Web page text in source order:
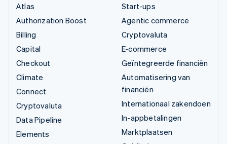
Atlas
Authorization Boost
Billing
Capital
Checkout
Climate
Connect
Cryptovaluta
Data Pipeline
Elements
Start-ups
Agentic commerce
Cryptovaluta
E-commerce
Geïntegreerde financiën
Automatisering van
financiën
Internationaal zakendoen
In-appbetalingen
Marktplaatsen